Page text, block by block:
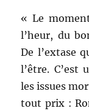
« Le
l’heur, du
De l’extase
l’être.
les issues
tout prix :